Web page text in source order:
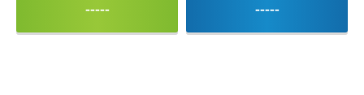
----- -----